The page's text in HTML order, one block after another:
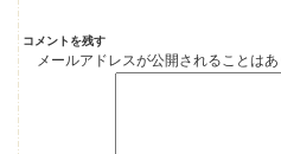
コメントを残す
メールアドレスが公開されることはあ